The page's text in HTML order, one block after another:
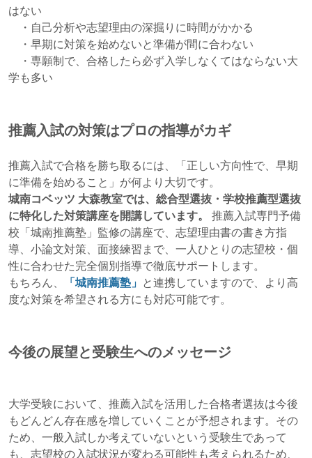
はない
・自己分析や志望理由の深掘りに時間がかかる
・早期に対策を始めないと準備が間に合わない
・専願制で、合格したら必ず入学しなくてはならない大
学も多い
推薦入試の対策はプロの指導がカギ
推薦入試で合格を勝ち取るには、「正しい方向性で、早期
に準備を始めること」が何より大切です。
城南コベッツ 大森教室では、総合型選抜・学校推薦型選抜
に特化した対策講座を開講しています。
推薦入試専門予備
校「城南推薦塾」監修の講座で、志望理由書の書き方指
導、小論文対策、面接練習まで、一人ひとりの志望校・個
性に合わせた完全個別指導で徹底サポートします。
もちろん、
「城南推薦塾」 と連携していますので、より高
度な対策を希望される方にも対応可能です。
今後の展望と受験生へのメッセージ
大学受験において、推薦入試を活用した合格者選抜は今後
もどんどん存在感を増していくことが予想されます。その
ため、一般入試しか考えていないという受験生であって
も、志望校の入試状況が変わる可能性も考えられるため、